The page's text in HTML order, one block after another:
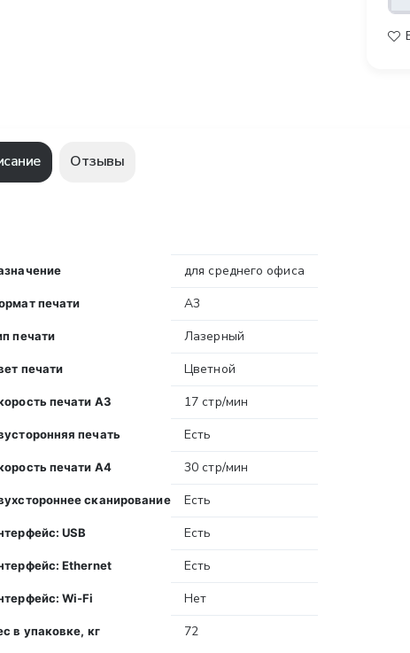
Отзывы
для среднего офиса
печати А3
печати Лазерный
печати Цветной
печати A3 17 стр/мин
печать Есть
печати A4 30 стр/мин
сканирование Есть
USB Есть
Ethernet Есть
Wi-Fi Нет
в упаковке, кг 72